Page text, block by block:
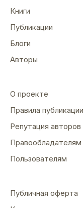
Книги
Публикации
Блоги
Авторы
О проекте
Правила публикации
Репутация авторов
Правообладателям
Пользователям
Публичная оферта